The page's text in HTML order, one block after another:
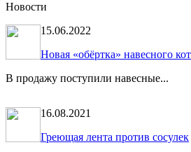
Новости
15.06.2022
Новая «обёртка» навесного
В продажу поступили навесные...
16.08.2021
Греющая лента против сосулек